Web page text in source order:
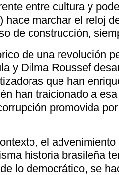
entre cultura y
hace marchar el reloj
de construcción,
de una revolución
y Dilma Roussef
que han
han traicionado a
promovida
el
historia brasileña
lo democrático, se